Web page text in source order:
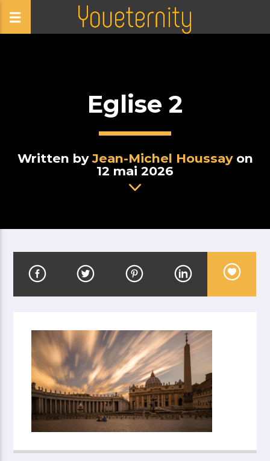
Eglise 2
Written byJean-Michel Houssayon
12 mai 2026